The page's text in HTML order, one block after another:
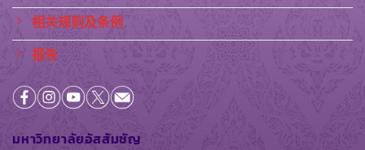
相关规则及条例
报告
มหาวิทยาลัยอัสสัมชัญ